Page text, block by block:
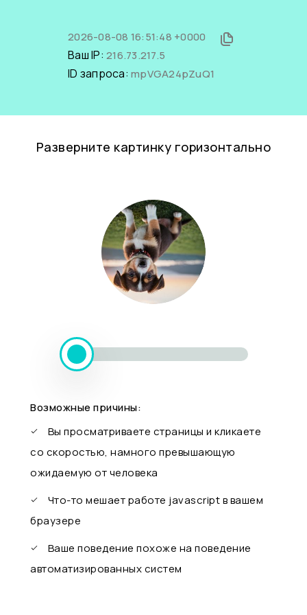
2026-08-08 16:51:48 +0000
Ваш IP: 216.73.217.5
ID запроса: mpVGA24pZuQ1
Разверните картинку горизонтально
Возможные причины:
Вы просматриваете страницы и кликаете
со скоростью, намного превышающую
ожидаемую от человека
Что-то мешает работе javascript в вашем
браузере
Ваше поведение похоже на поведение
автоматизированных систем